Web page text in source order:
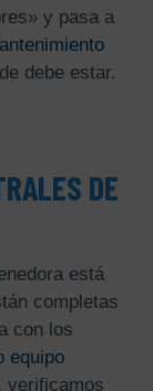
y pasa a
debe estar.
DE
está
completas
con los
equipo
verificamos